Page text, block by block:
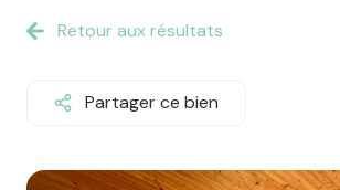
VENDUS
SAISONNIÈRES
Retour aux résultats
Partager ce bien